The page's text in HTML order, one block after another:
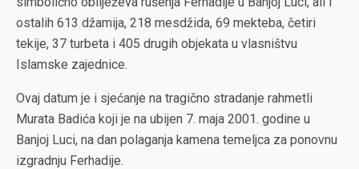
ostalih 613 džamija, 218 mesdžida, 69 mekteba, četiri
tekije, 37 turbeta i 405 drugih objekata u vlasništvu
Islamske zajednice.
Ovaj datum je i sjećanje na tragično stradanje rahmetli
Murata Badića koji je na ubijen 7. maja 2001. godine u
Banjoj Luci, na dan polaganja kamena temeljca za ponovnu
izgradnju Ferhadije.